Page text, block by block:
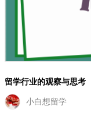
留学行业的观察与思考
小白想留学